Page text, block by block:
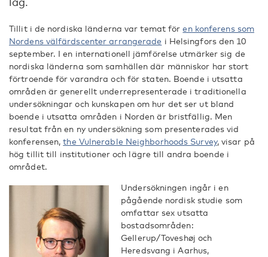
Tillit i de nordiska länderna var temat fören konferens som
Nordens välfärdscenter arrangerade i Helsingfors den 10
september. I en internationell jämförelse utmärker sig de
nordiska länderna som samhällen där människor har stort
förtroende för varandra och för staten. Boende i utsatta
områden är generellt underrepresenterade i traditionella
undersökningar och kunskapen om hur det ser ut bland
boende i utsatta områden i Norden är bristfällig. Men
resultat från en ny undersökning som presenterades vid
konferensen,the Vulnerable Neighborhoods Survey, visar på
hög tillit till institutioner och lägre till andra boende i
området.
Undersökningen ingår i en
pågående nordisk studie som
omfattar sex utsatta
bostadsområden:
Gellerup/Toveshøj och
Heredsvang i Aarhus,